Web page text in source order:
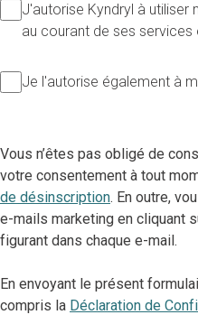
J'autorise Kyndryl à
au courant de ses
Je l'autorise également à
Vous n’êtes pas obligé de
votre consentement à tout
de désinscription. En outre,
e-mails marketing en cliquant
figurant dans chaque e-mail.
En envoyant le présent
compris la Déclaration de